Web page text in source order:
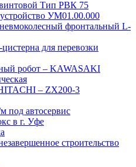
Тип РВК 75
УМ01.00.000
фронтальный L-
для перевозки
робот – KAWASAKI
– ZX200-3
под автосервис
в г. Уфе
строительство